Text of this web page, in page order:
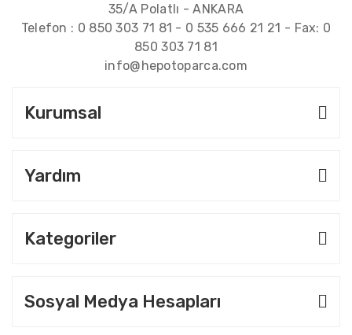
35/A Polatlı - ANKARA
Telefon : 0 850 303 71 81 - 0 535 666 21 21 - Fax: 0
850 303 71 81
info@hepotoparca.com
Kurumsal
Yardım
Kategoriler
Sosyal Medya Hesapları